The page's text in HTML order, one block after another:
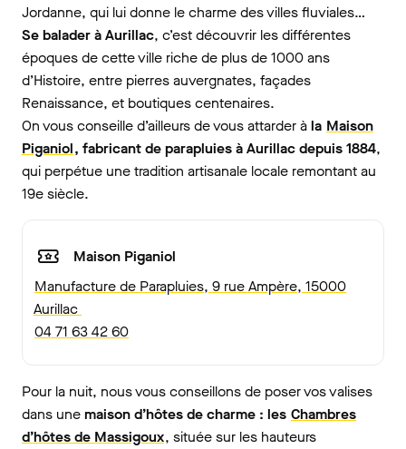
Jordanne, qui lui donne le charme des villes fluviales…
Se balader à Aurillac, c’est découvrir les différentes
époques de cette ville riche de plus de 1000 ans
d’Histoire, entre pierres auvergnates, façades
Renaissance, et boutiques centenaires.
On vous conseille d’ailleurs de vous attarder àla Maison
Piganiol, fabricant de parapluies à Aurillac depuis 1884,
qui perpétue une tradition artisanale locale remontant au
19e siècle.
Maison Piganiol
Manufacture de Parapluies, 9 rue Ampère, 15000
Aurillac
04 71 63 42 60
Pour la nuit, nous vous conseillons de poser vos valises
dans unemaison d’hôtes de charme : les Chambres
d’hôtes de Massigoux, située sur les hauteurs